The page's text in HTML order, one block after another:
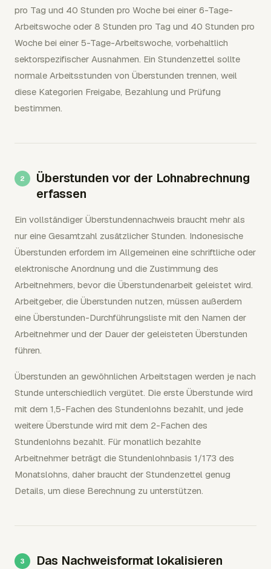
pro Tag und 40 Stunden pro Woche bei einer 6-Tage-
Arbeitswoche oder 8 Stunden pro Tag und 40 Stunden pro
Woche bei einer 5-Tage-Arbeitswoche, vorbehaltlich
sektorspezifischer Ausnahmen. Ein Stundenzettel sollte
normale Arbeitsstunden von Überstunden trennen, weil
diese Kategorien Freigabe, Bezahlung und Prüfung
bestimmen.
Überstunden vor der Lohnabrechnung
erfassen
Ein vollständiger Überstundennachweis braucht mehr als
nur eine Gesamtzahl zusätzlicher Stunden. Indonesische
Überstunden erfordern im Allgemeinen eine schriftliche oder
elektronische Anordnung und die Zustimmung des
Arbeitnehmers, bevor die Überstundenarbeit geleistet wird.
Arbeitgeber, die Überstunden nutzen, müssen außerdem
eine Überstunden-Durchführungsliste mit den Namen der
Arbeitnehmer und der Dauer der geleisteten Überstunden
führen.
Überstunden an gewöhnlichen Arbeitstagen werden je nach
Stunde unterschiedlich vergütet. Die erste Überstunde wird
mit dem 1,5-Fachen des Stundenlohns bezahlt, und jede
weitere Überstunde wird mit dem 2-Fachen des
Stundenlohns bezahlt. Für monatlich bezahlte
Arbeitnehmer beträgt die Stundenlohnbasis 1/173 des
Monatslohns, daher braucht der Stundenzettel genug
Details, um diese Berechnung zu unterstützen.
Das Nachweisformat lokalisieren